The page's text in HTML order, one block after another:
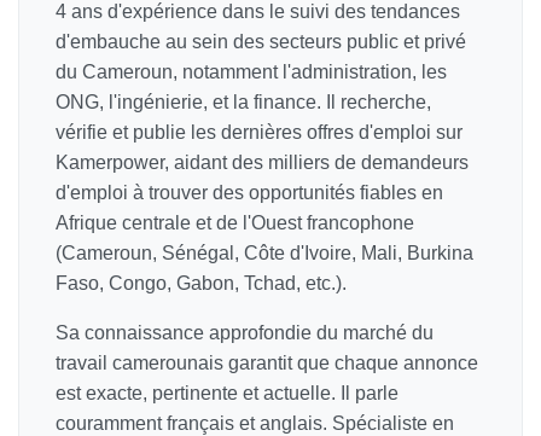
4 ans d'expérience dans le suivi des tendances
d'embauche au sein des secteurs public et privé
du Cameroun, notamment l'administration, les
ONG, l'ingénierie, et la finance. Il recherche,
vérifie et publie les dernières offres d'emploi sur
Kamerpower, aidant des milliers de demandeurs
d'emploi à trouver des opportunités fiables en
Afrique centrale et de l'Ouest francophone
(Cameroun, Sénégal, Côte d'Ivoire, Mali, Burkina
Faso, Congo, Gabon, Tchad, etc.).
Sa connaissance approfondie du marché du
travail camerounais garantit que chaque annonce
est exacte, pertinente et actuelle. Il parle
couramment français et anglais. Spécialiste en